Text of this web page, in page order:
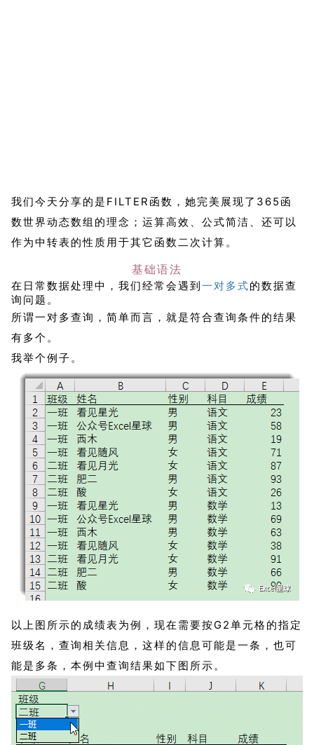
我们今天分享的是FILTER函数，她完美展现了365函
数世界动态数组的理念；运算高效、公式简洁、还可以
作为中转表的性质用于其它函数二次计算。
基础语法
在日常数据处理中，我们经常会遇到一对多式的数据查
询问题。
所谓一对多查询，简单而言，就是符合查询条件的结果
有多个。
我举个例子。
以上图所示的成绩表为例，现在需要按G2单元格的指定
班级名，查询相关信息，这样的信息可能是一条，也可
能是多条，本例中查询结果如下图所示。